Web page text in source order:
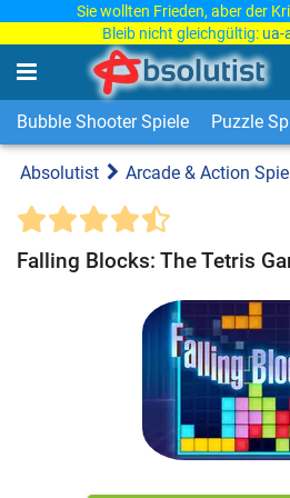
Sie wollten Frieden, aber der
Bleib nicht gleichgültig: ua-
Bubble Shooter Spiele Puzzle
Absolutist Arcade & Action
Falling Blocks: The Tetris